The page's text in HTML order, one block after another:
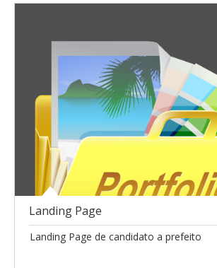
Landing Page
Landing Page de candidato a prefeito